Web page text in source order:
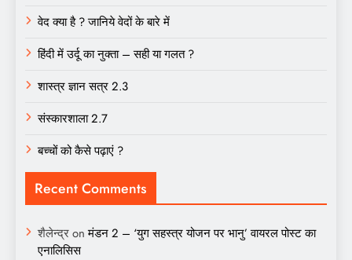
वेद क्या है ? जानिये वेदों के बारे में
हिंदी में उर्दू का नुक्ता – सही या गलत ?
शास्त्र ज्ञान सत्र 2.3
संस्कारशाला 2.7
बच्चों को कैसे पढ़ाएं ?
Recent Comments
शैलेन्द्रonमंडन 2 – ‘युग सहस्त्र योजन पर भानु’ वायरल पोस्ट का
एनालिसिस